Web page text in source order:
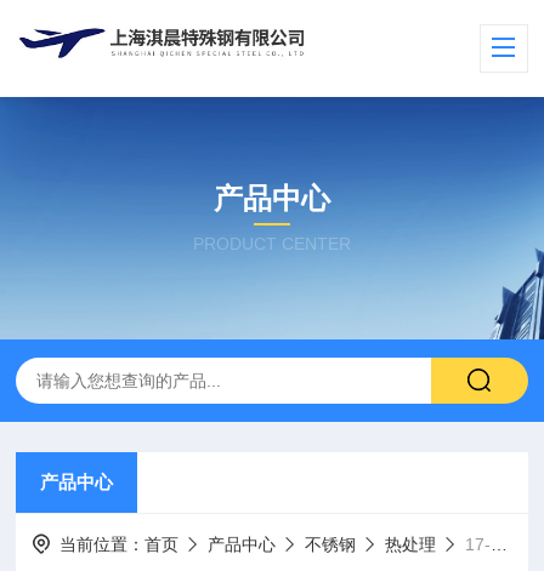
产品中心
PRODUCT CENTER
产品中心
当前位置：首页 产品中心 不锈钢 热处理 17-4 630不锈钢热处理